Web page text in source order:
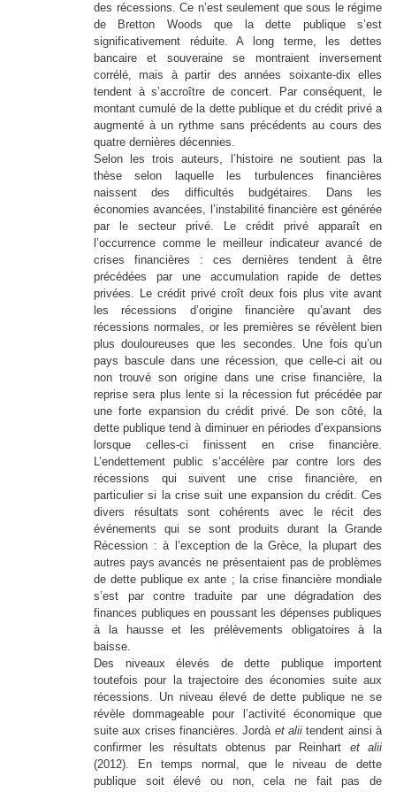
des récessions. Ce n’est seulement que sous le régime
de Bretton Woods que la dette publique s’est
significativement réduite. A long terme, les dettes
bancaire et souveraine se montraient inversement
corrélé, mais à partir des années soixante-dix elles
tendent à s’accroître de concert. Par conséquent, le
montant cumulé de la dette publique et du crédit privé a
augmenté à un rythme sans précédents au cours des
quatre dernières décennies.
Selon les trois auteurs, l’histoire ne soutient pas la
thèse selon laquelle les turbulences financières
naissent des difficultés budgétaires. Dans les
économies avancées, l’instabilité financière est générée
par le secteur privé. Le crédit privé apparaît en
l’occurrence comme le meilleur indicateur avancé de
crises financières : ces dernières tendent à être
précédées par une accumulation rapide de dettes
privées. Le crédit privé croît deux fois plus vite avant
les récessions d’origine financière qu’avant des
récessions normales, or les premières se révèlent bien
plus douloureuses que les secondes. Une fois qu’un
pays bascule dans une récession, que celle-ci ait ou
non trouvé son origine dans une crise financière, la
reprise sera plus lente si la récession fut précédée par
une forte expansion du crédit privé. De son côté, la
dette publique tend à diminuer en périodes d’expansions
lorsque celles-ci finissent en crise financière.
L’endettement public s’accélère par contre lors des
récessions qui suivent une crise financière, en
particulier si la crise suit une expansion du crédit. Ces
divers résultats sont cohérents avec le récit des
événements qui se sont produits durant la Grande
Récession : à l’exception de la Grèce, la plupart des
autres pays avancés ne présentaient pas de problèmes
de dette publique ex ante ; la crise financière mondiale
s’est par contre traduite par une dégradation des
finances publiques en poussant les dépenses publiques
à la hausse et les prélèvements obligatoires à la
baisse.
Des niveaux élevés de dette publique importent
toutefois pour la trajectoire des économies suite aux
récessions. Un niveau élevé de dette publique ne se
révèle dommageable pour l’activité économique que
suite aux crises financières. Jordà et alii tendent ainsi à
confirmer les résultats obtenus par Reinhart et alii
(2012). En temps normal, que le niveau de dette
publique soit élevé ou non, cela ne fait pas de